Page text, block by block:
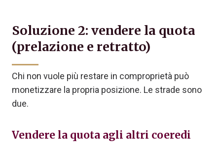
Soluzione 2: vendere la quota
(prelazione e retratto)
Chi non vuole più restare in comproprietà può
monetizzare la propria posizione. Le strade sono
due.
Vendere la quota agli altri coeredi